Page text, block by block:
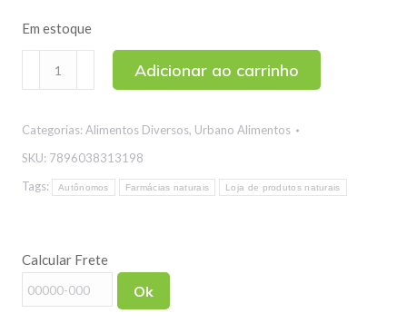
Em estoque
de
Espaguete
Zero
Glúten
quantidade
Adicionar ao carrinho
Categorias: Alimentos Diversos, Urbano Alimentos
SKU: 7896038313198
Tags:
Autônomos Farmácias naturais Loja de produtos naturais
Calcular Frete
Ok